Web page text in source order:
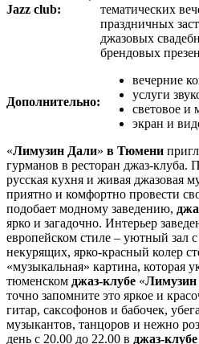
Jazz club:
тематических
праздничных
джазовых
брендовых
Дополнительно:
вечерние
услуги
световое и
экран и
«Лимузин Дали» в Тюмени
гурманов в ресторан джаз-клуба.
русская кухня и живая джазовая
приятно и комфортно провести
подобает модному заведению,
ярко и загадочно. Интерьер
европейском стиле – уютный зал
некурящих, ярко-красный колер
«музыкальная» картина, которая
тюменском джаз-клубе «
точно запомните это яркое и
гитар, саксофонов и бабочек,
музыкантов, танцоров и нежно
день с 20.00 до 22.00 в джаз-клубе